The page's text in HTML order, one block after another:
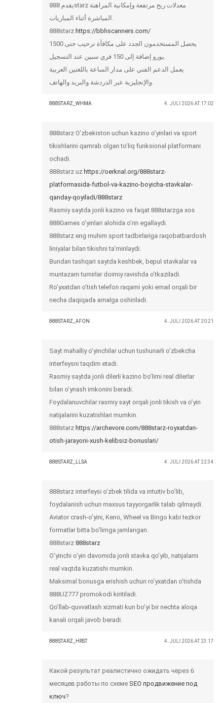
يقدم 888starz معدلات ربح مرتفعة وإمكانية المراهنة
المباشرة أثناء المباريات.
888starz https://bbhscanners.com/
يحصل المستخدمون الجدد على مكافأة ترحيب حتى 1500
يورو إضافة إلى 150 فري سبين عند التسجيل.
يعمل الدعم الفني على مدار الساعة باللغتين العربية
والإنجليزية عبر الدردشة والبريد والهاتف.
888STARZ_WHMA 4. JULI 2026 AT 17:02
888starz O’zbekiston uchun kazino o’yinlari va sport
tikishlarini qamrab olgan to’liq funksional platformani
ochadi.
888starz uz https://oerknal.org/888starz-
platformasida-futbol-va-kazino-boyicha-stavkalar-
qanday-qoyiladi/888starz
Rasmiy saytda jonli kazino va faqat 888starzga xos
888Games o’yinlari alohida o’rin egallaydi.
888starz eng muhim sport tadbirlariga raqobatbardosh
liniyalar bilan tikishni ta’minlaydi.
Bundan tashqari saytda keshbek, bepul stavkalar va
muntazam turnirlar doimiy ravishda o’tkaziladi.
Ro’yxatdan o’tish telefon raqami yoki email orqali bir
necha daqiqada amalga oshiriladi.
888STARZ_AFON 4. JULI 2026 AT 20:21
Sayt mahalliy o’yinchilar uchun tushunarli o’zbekcha
interfeysni taqdim etadi.
Rasmiy saytda jonli dilerli kazino bo’limi real dilerlar
bilan o’ynash imkonini beradi.
Foydalanuvchilar rasmiy sayt orqali jonli tikish va o’yin
natijalarini kuzatishlari mumkin.
888starz https://archevore.com/888starz-royxatdan-
otish-jarayoni-xush-kelibsiz-bonuslari/
888STARZ_LLSA 4. JULI 2026 AT 22:34
888starz interfeysi o’zbek tilida va intuitiv bo’lib,
foydalanish uchun maxsus tayyorgarlik talab qilmaydi.
Aviator crash-o’yini, Keno, Wheel va Bingo kabi tezkor
formatlar bitta bo’limga jamlangan.
888starz 888starz
O’yinchi o’yin davomida jonli stavka qo’yib, natijalarni
real vaqtda kuzatishi mumkin.
Maksimal bonusga erishish uchun ro’yxatdan o’tishda
888UZ777 promokodi kiritiladi.
Qo’llab-quvvatlash xizmati kun bo’yi bir nechta aloqa
kanali orqali javob beradi.
888STARZ_HRST 4. JULI 2026 AT 23:17
Какой результат реалистично ожидать через 6
месяцев работы по схеме SEO продвижение под
ключ?